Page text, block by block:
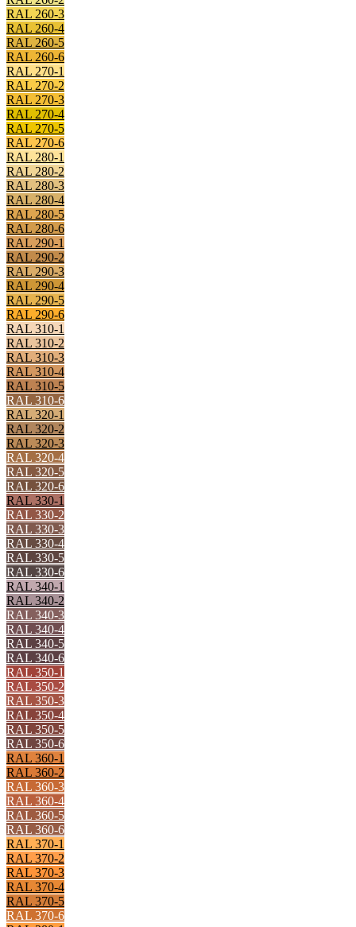
RAL 260-3
RAL 260-4
RAL 260-5
RAL 260-6
RAL 270-1
RAL 270-2
RAL 270-3
RAL 270-4
RAL 270-5
RAL 270-6
RAL 280-1
RAL 280-2
RAL 280-3
RAL 280-4
RAL 280-5
RAL 280-6
RAL 290-1
RAL 290-2
RAL 290-3
RAL 290-4
RAL 290-5
RAL 290-6
RAL 310-1
RAL 310-2
RAL 310-3
RAL 310-4
RAL 310-5
RAL 310-6
RAL 320-1
RAL 320-2
RAL 320-3
RAL 320-4
RAL 320-5
RAL 320-6
RAL 330-1
RAL 330-2
RAL 330-3
RAL 330-4
RAL 330-5
RAL 330-6
RAL 340-1
RAL 340-2
RAL 340-3
RAL 340-4
RAL 340-5
RAL 340-6
RAL 350-1
RAL 350-2
RAL 350-3
RAL 350-4
RAL 350-5
RAL 350-6
RAL 360-1
RAL 360-2
RAL 360-3
RAL 360-4
RAL 360-5
RAL 360-6
RAL 370-1
RAL 370-2
RAL 370-3
RAL 370-4
RAL 370-5
RAL 370-6